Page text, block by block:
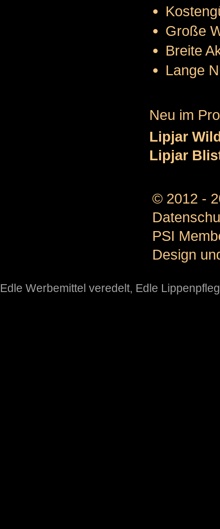
Große
Breite
Lange
Neu im
Lipjar
Lipjar
© 2012 -
PSI
Design
Edle Werbemittel veredelt, Edle